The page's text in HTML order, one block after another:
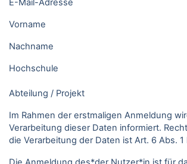
E-Mail-Adresse
Vorname
Nachname
Hochschule
Abteilung / Projekt
Im Rahmen der erstmaligen Anmeldung
Verarbeitung dieser Daten informiert.
die Verarbeitung der Daten ist Art. 6 Abs. 1